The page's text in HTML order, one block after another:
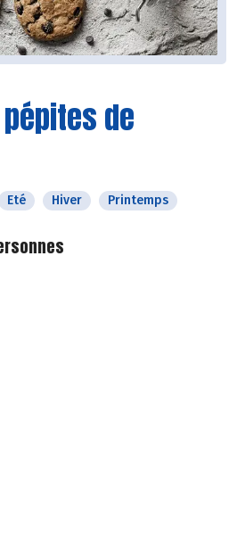
de
Eté Hiver Printemps